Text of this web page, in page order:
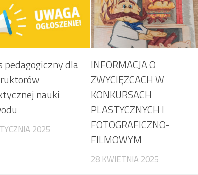
pedagogiczny dla
nauki
2025
INFORMACJA O
ZWYCIĘZCACH W
KONKURSACH
PLASTYCZNYCH I
FOTOGRAFICZNO-
FILMOWYM
28 KWIETNIA 2025